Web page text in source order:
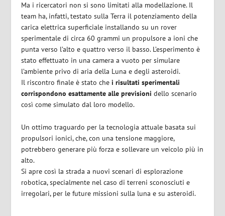
Ma i ricercatori non si sono limitati alla modellazione. Il
team ha, infatti, testato sulla Terra il potenziamento della
carica elettrica superficiale installando su un rover
sperimentale di circa 60 grammi un propulsore a ioni che
punta verso l’alto e quattro verso il basso. L’esperimento è
stato effettuato in una camera a vuoto per simulare
l’ambiente privo di aria della Luna e degli asteroidi.
Il riscontro finale è stato chei risultati sperimentali
corrispondono esattamente alle previsioni dello scenario
così come simulato dal loro modello.
Un ottimo traguardo per la tecnologia attuale basata sui
propulsori ionici, che, con una tensione maggiore,
potrebbero generare più forza e sollevare un veicolo più in
alto.
Si apre così la strada a nuovi scenari di esplorazione
robotica, specialmente nel caso di terreni sconosciuti e
irregolari, per le future missioni sulla luna e su asteroidi.